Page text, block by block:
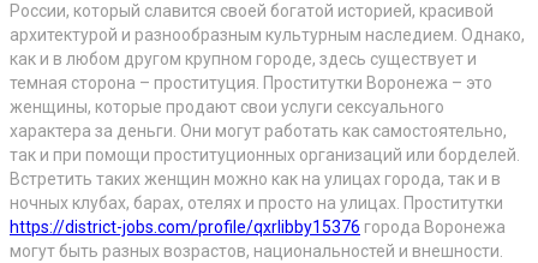
России, который славится своей богатой историей, красивой
архитектурой и разнообразным культурным наследием. Однако,
как и в любом другом крупном городе, здесь существует и
темная сторона – проституция. Проститутки Воронежа – это
женщины, которые продают свои услуги сексуального
характера за деньги. Они могут работать как самостоятельно,
так и при помощи проституционных организаций или борделей.
Встретить таких женщин можно как на улицах города, так и в
ночных клубах, барах, отелях и просто на улицах. Проститутки
https://district-jobs.com/profile/qxrlibby15376 города Воронежа
могут быть разных возрастов, национальностей и внешности.